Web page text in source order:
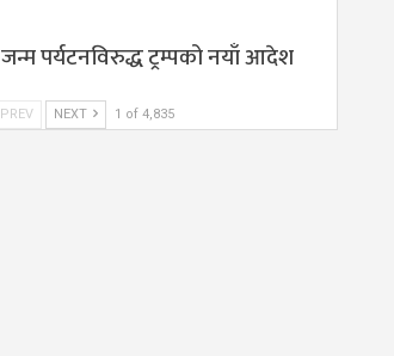
जन्म पर्यटनविरुद्ध ट्रम्पको नयाँ आदेश
PREV NEXT 1 of 4,835